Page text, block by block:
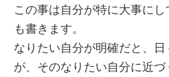
この事は自分が特に大事に
も書きます。
なりたい自分が明確だと、
が、そのなりたい自分に近づ